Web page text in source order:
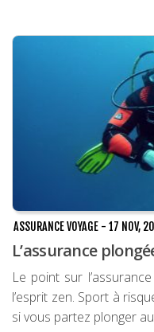
ASSURANCE VOYAGE - 17 NOV,
L’assurance
Le point sur
l’esprit zen. Sport à
si vous partez plonger